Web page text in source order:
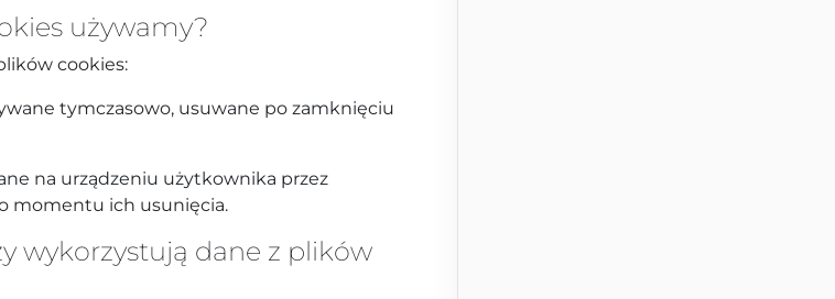
używamy?
cookies:
tymczasowo, usuwane po zamknięciu
na urządzeniu użytkownika przez
momentu ich usunięcia.
wykorzystują dane z plików